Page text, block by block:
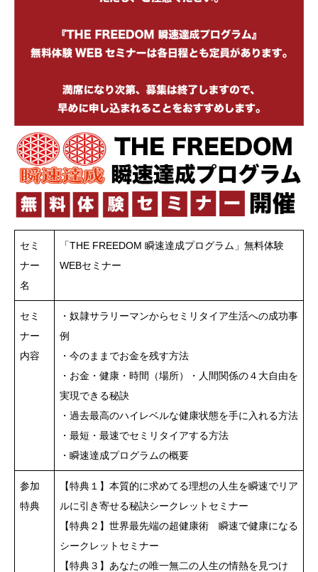
セミ
ナー
名
「THE FREEDOM 瞬速達成プログラム」無料体験
WEBセミナー
セミ
ナー
内容
・奴隷サラリーマンからセミリタイア生活への成功事
例
・今のままでお金を残す方法
・お金・健康・時間（場所）・人間関係の４大自由を
実現できる秘訣
・過去最高のハイレベルな健康状態を手に入れる方法
・最短・最速でセミリタイアする方法
・瞬速達成プログラムの概要
参加
特典
【特典１】本質的に求めてる理想の人生を瞬速でリア
ルに引き寄せる秘訣シークレットセミナー
【特典２】世界最先端の超健康術 瞬速で健康になる
シークレットセミナー
【特典３】あなたの唯一無二の人生の情熱を見つけ